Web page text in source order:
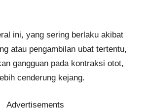
ini, yang sering berlaku akibat
atau pengambilan ubat tertentu,
gangguan pada kontraksi otot,
cenderung kejang.
Advertisements